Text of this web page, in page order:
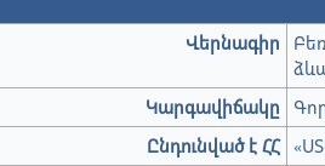
Վերնագիր
Կարգավիճակը
Ընդունված է ՀՀ